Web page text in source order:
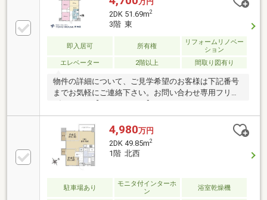
から最短２分で完了！お気軽にお問い合わせくださ
い！
2DK 51.69m2
3階 東
即入居可 所有権
リフォームリノベー
ション
エレベーター
2階以上 間取り図有り
物件の詳細について、ご見学希望のお客様は下記番号
までお気軽にご連絡下さい。お問い合わせ専用フリー
4,980万円
2DK 49.85m2
1階 北西
駐車場あり
モニタ付インターホ
ン
浴室乾燥機